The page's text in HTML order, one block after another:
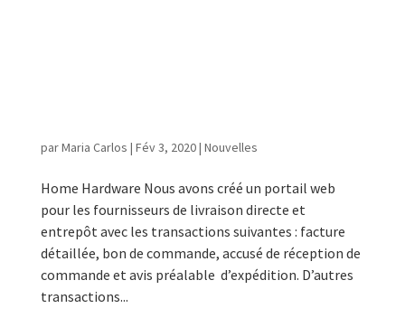
parMaria Carlos | Fév 3, 2020| Nouvelles
Home Hardware Nous avons créé un portail web
pour les fournisseurs de livraison directe et
entrepôt avec les transactions suivantes : facture
détaillée, bon de commande, accusé de réception de
commande et avis préalable d’expédition. D’autres
transactions...